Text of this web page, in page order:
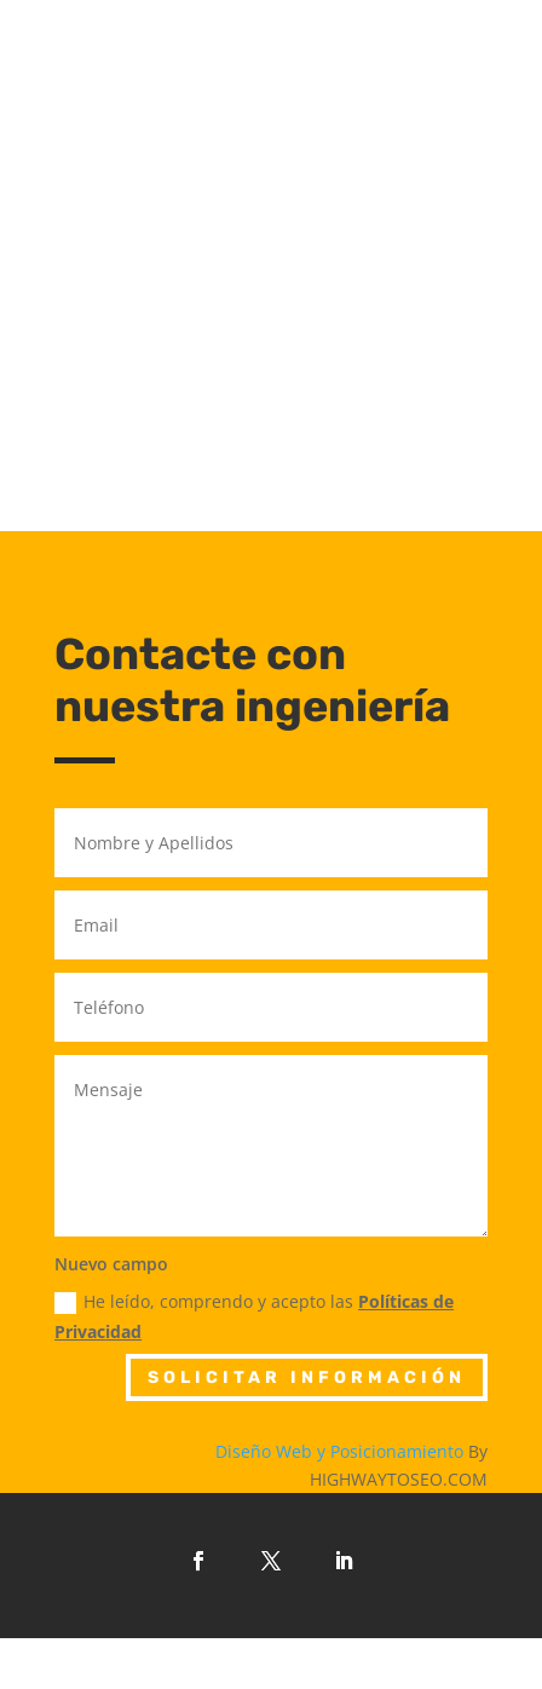
Contacte con
nuestra ingeniería
Nuevo campo
He leído, comprendo y acepto las Políticas de
Privacidad
SOLICITAR INFORMACIÓN
Diseño Web y Posicionamiento By
HIGHWAYTOSEO.COM